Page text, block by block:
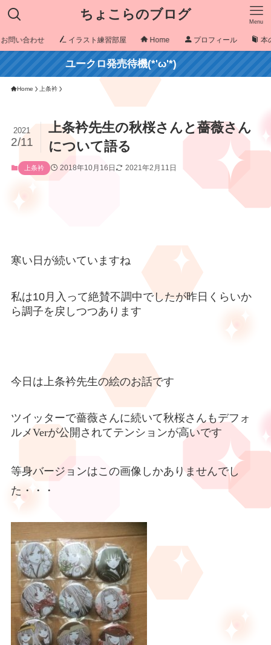
ちょこらのブログ Menu
問い合わせ イラスト練習部屋 Home プロフィール 本
ユークロ発売待機(*'ω'*)
Home 上条衿
上条衿先生の秋桜さんと薔薇さん
について語る
2021
2/11
上条衿 2018年10月16日 2021年2月11日
寒い日が続いていますね
私は10月入って絶賛不調中でしたが昨日くらいか
ら調子を戻しつつあります
今日は上条衿先生の絵のお話です
ツイッターで薔薇さんに続いて秋桜さんもデフォ
ルメVerが公開されてテンションが高いです
等身バージョンはこの画像しかありませんでし
た・・・